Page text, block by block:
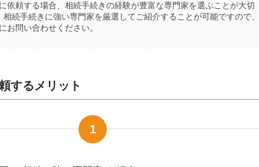
依頼する場合、相続手続きの経験が豊富な専門家を選ぶことが大切
続手続きに強い専門家を厳選してご紹介することが可能ですので、
お問い合わせください。
するメリット
1